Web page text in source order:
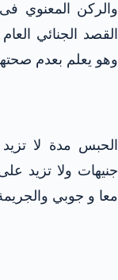
والركن المعنوي
القصد الجنائي
وهو يعلم بعدم
الحبس مدة لا
جنيهات ولا تزيد
معا و جوبي